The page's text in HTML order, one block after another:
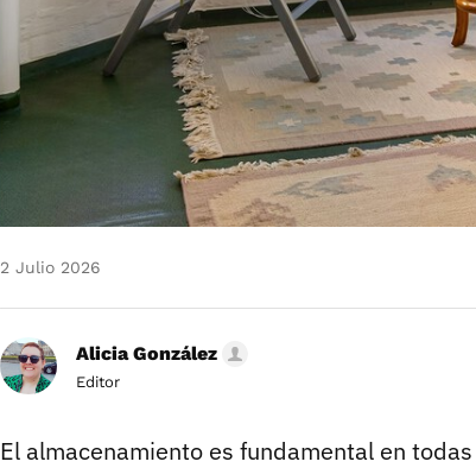
2 Julio 2026
Alicia González
Editor
El almacenamiento es fundamental en